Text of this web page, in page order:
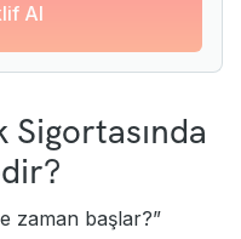
Al
Sigortasında
zaman başlar?”